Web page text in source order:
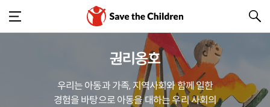
권리옹호
우리는 아동과 가족, 지역사회와 함께 일한
경험을 바탕으로 아동을 대하는 우리 사회의